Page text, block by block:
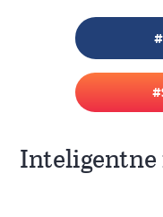
Inteligentne